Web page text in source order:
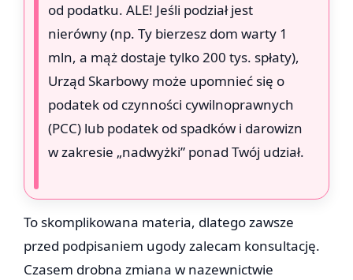
od podatku. ALE! Jeśli podział jest
nierówny (np. Ty bierzesz dom warty 1
mln, a mąż dostaje tylko 200 tys. spłaty),
Urząd Skarbowy może upomnieć się o
podatek od czynności cywilnoprawnych
(PCC) lub podatek od spadków i darowizn
w zakresie „nadwyżki” ponad Twój udział.
To skomplikowana materia, dlatego zawsze
przed podpisaniem ugody zalecam konsultację.
Czasem drobna zmiana w nazewnictwie